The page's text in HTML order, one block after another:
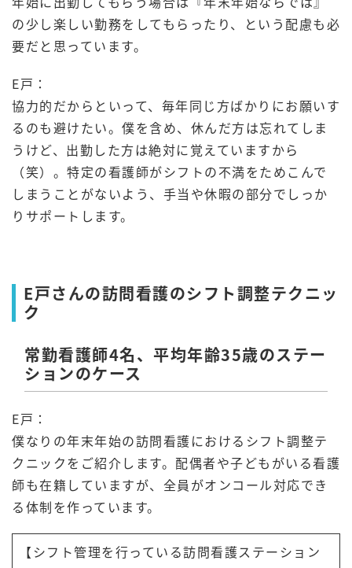
の少し楽しい勤務をしてもらったり、という配慮も必
要だと思っています。
E戸：
協力的だからといって、毎年同じ方ばかりにお願いす
るのも避けたい。僕を含め、休んだ方は忘れてしま
うけど、出勤した方は絶対に覚えていますから
（笑）。特定の看護師がシフトの不満をためこんで
しまうことがないよう、手当や休暇の部分でしっか
りサポートします。
E戸さんの訪問看護のシフト調整テクニッ
ク
常勤看護師4名、平均年齢35歳のステー
ションのケース
E戸：
僕なりの年末年始の訪問看護におけるシフト調整テ
クニックをご紹介します。配偶者や子どもがいる看護
師も在籍していますが、全員がオンコール対応でき
る体制を作っています。
【シフト管理を行っている訪問看護ステーション